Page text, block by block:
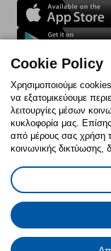
Follow us:
FacebookInstagram
Πολιτική
Έντυπο
Γενική
Πολιτική
Cookie Policy
Χρησιμοποιούμε
να εξατομικεύουμε
λειτουργίες μέσων
κυκλοφορία μας.
από μέρους σας χρήση
κοινωνικής δικτύωσης,